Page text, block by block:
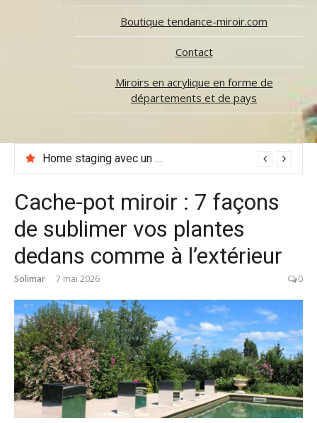
Boutique tendance-miroir.com
Contact
Miroirs en acrylique en forme de
départements et de pays
Déco signe du Lion : réveillez le Roi qui sommeille dans votre intérieur 🦁
Cache-pot miroir : 7 façons
de sublimer vos plantes
dedans comme à l’extérieur
Solimar 7 mai 2026 0